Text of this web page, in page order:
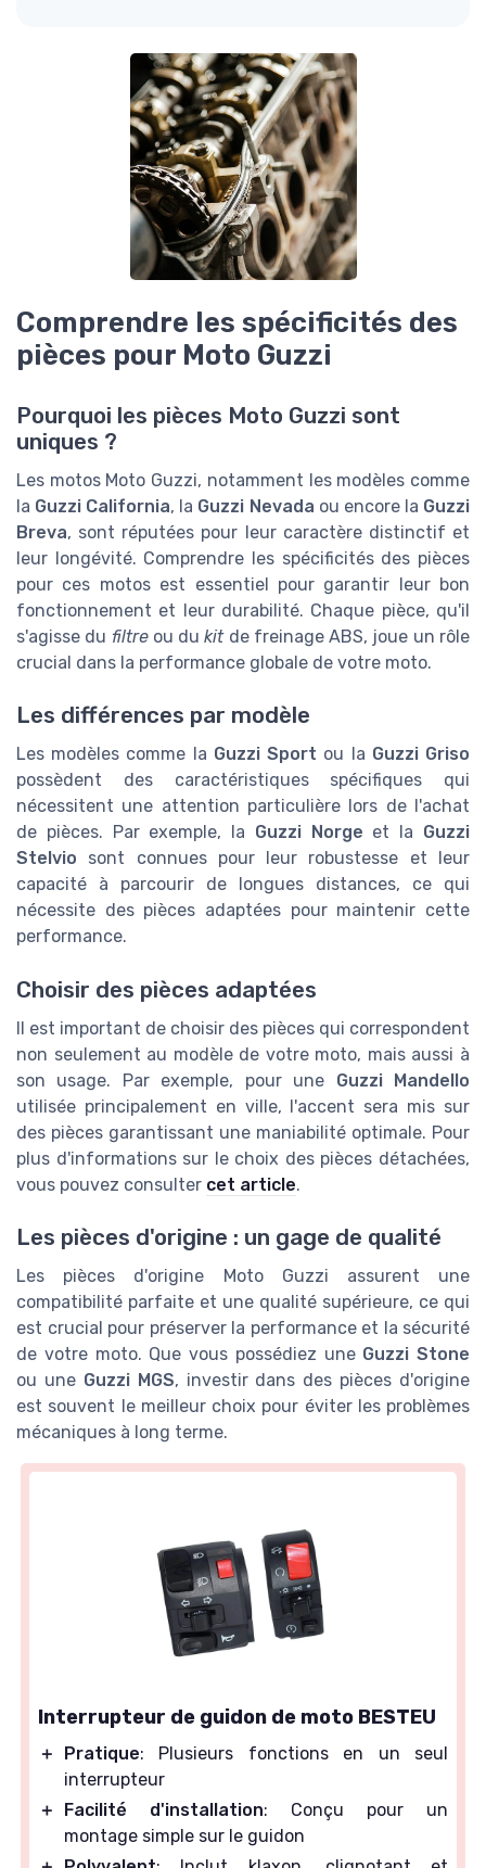
Comprendre les spécificités des
pièces pour Moto Guzzi
Pourquoi les pièces Moto Guzzi sont
uniques ?
Les motos Moto Guzzi, notamment les modèles comme
la Guzzi California, la Guzzi Nevada ou encore la Guzzi
Breva, sont réputées pour leur caractère distinctif et
leur longévité. Comprendre les spécificités des pièces
pour ces motos est essentiel pour garantir leur bon
fonctionnement et leur durabilité. Chaque pièce, qu'il
s'agisse du filtreou dukitde freinage ABS, joue un rôle
crucial dans la performance globale de votre moto.
Les différences par modèle
Les modèles comme la Guzzi Sport ou la Guzzi Griso
possèdent des caractéristiques spécifiques qui
nécessitent une attention particulière lors de l'achat
de pièces. Par exemple, la Guzzi Norge et la Guzzi
Stelvio sont connues pour leur robustesse et leur
capacité à parcourir de longues distances, ce qui
nécessite des pièces adaptées pour maintenir cette
performance.
Choisir des pièces adaptées
Il est important de choisir des pièces qui correspondent
non seulement au modèle de votre moto, mais aussi à
son usage. Par exemple, pour une Guzzi Mandello
utilisée principalement en ville, l'accent sera mis sur
des pièces garantissant une maniabilité optimale. Pour
plus d'informations sur le choix des pièces détachées,
vous pouvez consulter cet article.
Les pièces d'origine : un gage de qualité
Les pièces d'origine Moto Guzzi assurent une
compatibilité parfaite et une qualité supérieure, ce qui
est crucial pour préserver la performance et la sécurité
de votre moto. Que vous possédiez une Guzzi Stone
ou une Guzzi MGS, investir dans des pièces d'origine
est souvent le meilleur choix pour éviter les problèmes
mécaniques à long terme.
Interrupteur de guidon de moto BESTEU
＋ Pratique: Plusieurs fonctions en un seul
interrupteur
＋
Facilité d'installation: Conçu pour un
montage simple sur le guidon